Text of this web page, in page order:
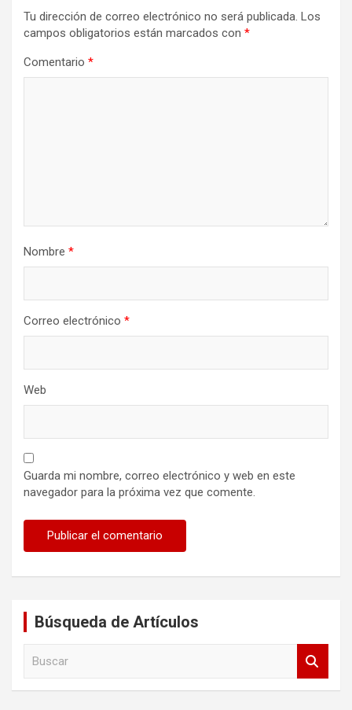
Tu dirección de correo electrónico no será publicada. Los
campos obligatorios están marcados con *
Comentario *
Nombre *
Correo electrónico *
Web
Guarda mi nombre, correo electrónico y web en este
navegador para la próxima vez que comente.
Búsqueda de Artículos